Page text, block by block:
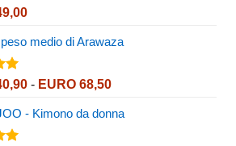
medio di Arawaza
- EURO68,50Fascia
prezzo:
- Kimono da donna